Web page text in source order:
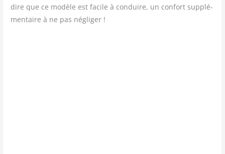
dire que ce modèle est facile à conduire, un confort sup­plé­
men­taire à ne pas négliger !